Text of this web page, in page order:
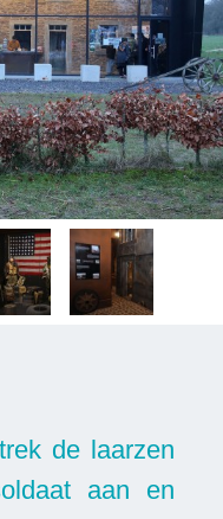
de laarzen
aan en